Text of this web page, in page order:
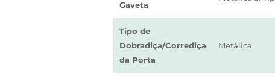
Gaveta
Tipo de
Dobradiça/Corrediça
da Porta
Metálica